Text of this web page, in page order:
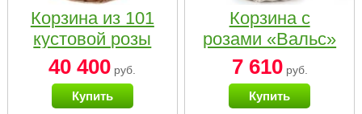
Корзина из 101
кустовой розы
нежных тонов
40 400 руб.
Купить
Корзина с
розами «Вальс»
7 610руб.
Купить